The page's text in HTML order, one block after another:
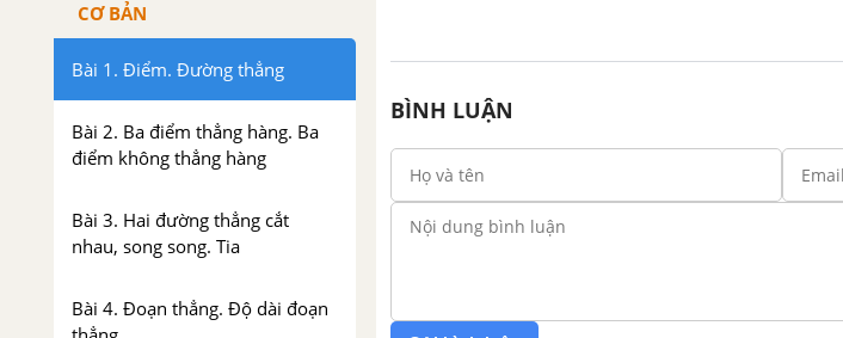
CƠ BẢN
Bài 1. Điểm. Đường thẳng
Bài 2. Ba điểm thẳng hàng. Ba
điểm không thẳng hàng
Bài 3. Hai đường thẳng cắt
nhau, song song. Tia
Bài 4. Đoạn thẳng. Độ dài đoạn
BÌNH LUẬN